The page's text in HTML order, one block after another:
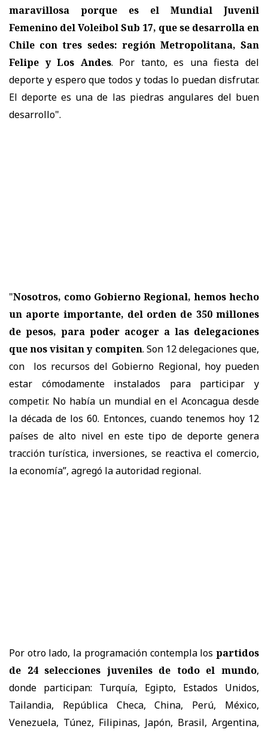
maravillosa porque es el Mundial Juvenil
Femenino del Voleibol Sub 17, que se desarrolla en
Chile con tres sedes: región Metropolitana, San
Felipe y Los Andes. Por tanto, es una fiesta del
deporte y espero que todos y todas lo puedan disfrutar.
El deporte es una de las piedras angulares del buen
desarrollo".
"Nosotros, como Gobierno Regional, hemos hecho
un aporte importante, del orden de 350 millones
de pesos, para poder acoger a las delegaciones
que nos visitan y compiten. Son 12 delegaciones que,
con los recursos del Gobierno Regional, hoy pueden
estar cómodamente instalados para participar y
competir. No había un mundial en el Aconcagua desde
la década de los 60. Entonces, cuando tenemos hoy 12
países de alto nivel en este tipo de deporte genera
tracción turística, inversiones, se reactiva el comercio,
la economía”, agregó la autoridad regional.
Por otro lado, la programación contempla los partidos
de 24 selecciones juveniles de todo el mundo,
donde participan: Turquía, Egipto, Estados Unidos,
Tailandia, República Checa, China, Perú, México,
Venezuela, Túnez, Filipinas, Japón, Brasil, Argentina,